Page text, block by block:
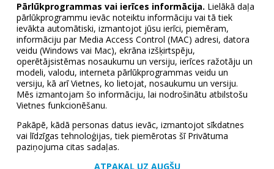
Pārlūkprogrammas vai ierīces informācija. Lielākā daļa
pārlūkprogrammu ievāc noteiktu informāciju vai tā tiek
ievākta automātiski, izmantojot jūsu ierīci, piemēram,
informāciju par Media Access Control (MAC) adresi, datora
veidu (Windows vai Mac), ekrāna izšķirtspēju,
operētājsistēmas nosaukumu un versiju, ierīces ražotāju un
modeli, valodu, interneta pārlūkprogrammas veidu un
versiju, kā arī Vietnes, ko lietojat, nosaukumu un versiju.
Mēs izmantojam šo informāciju, lai nodrošinātu atbilstošu
Vietnes funkcionēšanu.
Pakāpē, kādā personas datus ievāc, izmantojot sīkdatnes
vai līdzīgas tehnoloģijas, tiek piemērotas šī Privātuma
paziņojuma citas sadaļas.
ATPAKAĻ UZ AUGŠU